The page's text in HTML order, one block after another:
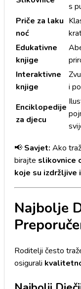
s
Priče za laku
noć
Edukativne
knjige
Interaktivne
knjige
i
Enciklopedije
za djecu
📢 Savjet: Ako
birajte slikovnice
koje su izdržljive
Najbolje
Roditelji često
osigurali